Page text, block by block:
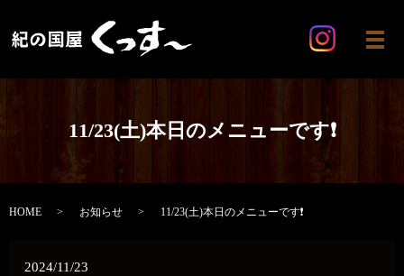
メ
11/23(土)本日のメニューです❗️
HOME お知らせ 11/23(土)本日のメニューです❗️
2024/11/23